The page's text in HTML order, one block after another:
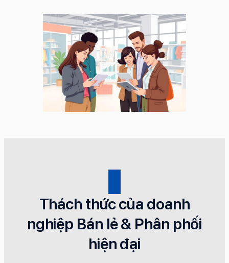
Thách thức của doanh
nghiệp Bán lẻ & Phân phối
hiện đại